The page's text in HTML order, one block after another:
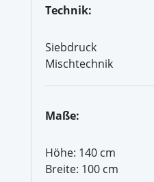
Technik:
Siebdruck
Mischtechnik
Maße:
Höhe: 140 cm
Breite: 100 cm